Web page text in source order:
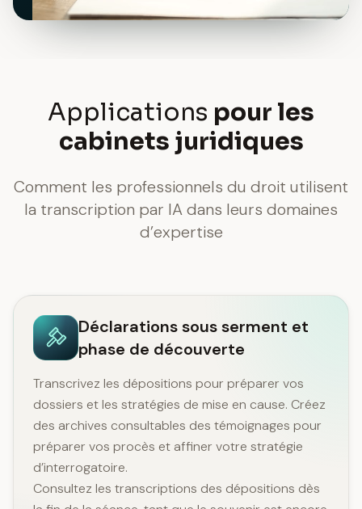
Applications pour les
cabinets juridiques
Comment les professionnels du droit utilisent
la transcription par IA dans leurs domaines
d’expertise
Déclarations sous serment et
phase de découverte
Transcrivez les dépositions pour préparer vos
dossiers et les stratégies de mise en cause. Créez
des archives consultables des témoignages pour
préparer vos procès et affiner votre stratégie
d’interrogatoire.
Consultez les transcriptions des dépositions dès